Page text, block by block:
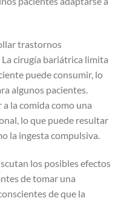
trastornos
cirugía bariátrica limita
puede consumir, lo
algunos pacientes.
la comida como una
lo que puede resultar
la ingesta compulsiva.
los posibles efectos
de tomar una
de que la